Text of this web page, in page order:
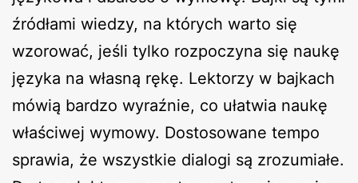
źródłami wiedzy, na których warto się
wzorować, jeśli tylko rozpoczyna się naukę
języka na własną rękę. Lektorzy w bajkach
mówią bardzo wyraźnie, co ułatwia naukę
właściwej wymowy. Dostosowane tempo
sprawia, że wszystkie dialogi są zrozumiałe.